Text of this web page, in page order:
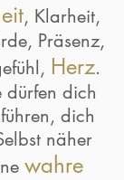
, Klarheit,
Präsenz,
Herz.
dürfen dich
dich
näher
wahre